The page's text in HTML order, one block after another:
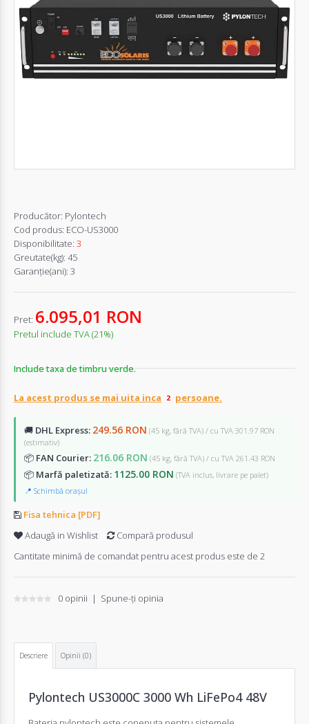
Autentifică-
te
Înregistrează-
Producător: Pylontech
Cod produs: ECO-US3000
Disponibilitate: 3
Greutate(kg): 45
Garanţie(ani): 3
Pret: 6.095,01 RON
Pretul include TVA (21%)
Include taxa de timbru verde.
La acest produs se mai uita inca persoane.
🚚 DHL Express: 249.56 RON (45 kg, fără TVA) / cu TVA 301.97 RON
(estimativ)
📦 FAN Courier: 216.06 RON (45 kg, fără TVA) / cu TVA 261.43 RON
📦 Marfă paletizată: 1125.00 RON (TVA inclus, livrare pe palet)
📍 Schimbă orașul
Fisa tehnica [PDF]
Adaugă in Wishlist
Compară produsul
Cantitate minimă de comandat pentru acest produs este de 2
0 opinii | Spune-ţi opinia
Descriere Opinii (0)
Pylontech US3000C 3000 Wh LiFePo4 48V